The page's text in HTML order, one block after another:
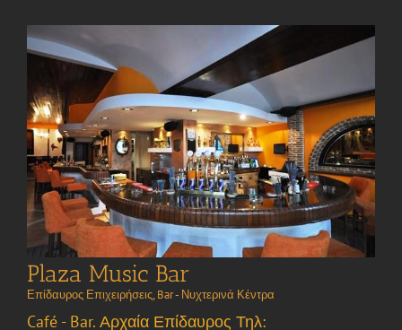
Plaza Music Bar
Επίδαυρος Επιχειρήσεις, Bar - Νυχτερινά Κέντρα
Café - Bar. Αρχαία Επίδαυρος Τηλ: